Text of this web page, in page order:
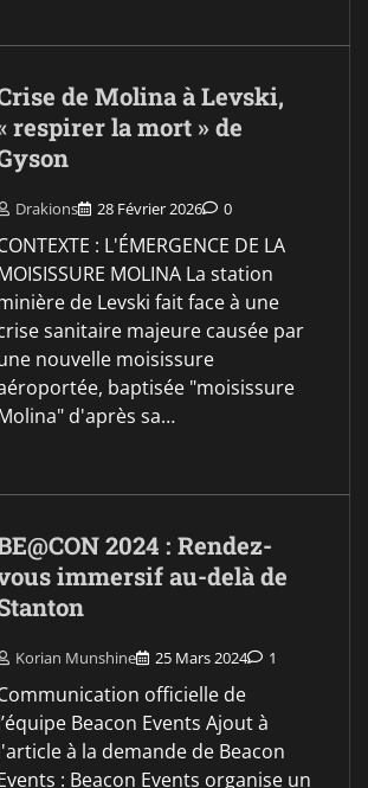
de Molina à Levski,
respirer la mort » de
Drakions 28 Février 2026 0
: L'ÉMERGENCE DE LA
MOLINA La station
de Levski fait face à une
sanitaire majeure causée par
nouvelle moisissure
baptisée "moisissure
d'après sa…
2024 : Rendez-
immersif au-delà de
Korian Munshine 25 Mars 2024 1
officielle de
Beacon Events Ajout à
à la demande de Beacon
: Beacon Events organise un